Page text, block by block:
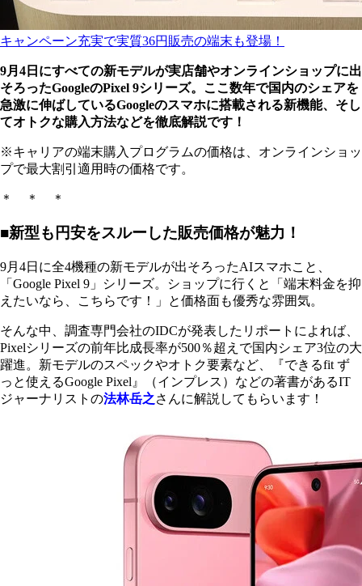
キャンペーン充実で実質36円販売の端末も登場！
9月4日にすべての新モデルが実店舗やオンラインショップに出
そろったGoogleのPixel 9シリーズ。ここ数年で国内のシェアを
急激に伸ばしているGoogleのスマホに搭載される新機能、そし
てオトクな購入方法などを徹底解説です！
※キャリアの端末購入プログラムの価格は、オンラインショッ
プで最大割引適用時の価格です。
＊ ＊ ＊
■新型も円安をスルーした販売価格が魅力！
9月4日に全4機種の新モデルが出そろったAIスマホこと、
「Google Pixel 9」シリーズ。ショップに行くと「端末料金を抑
えたいなら、こちらです！」と価格面も優秀な雰囲気。
そんな中、調査専門会社のIDCが発表したリポートによれば、
Pixelシリーズの前年比成長率が500％超えで国内シェア3位の大
躍進。新モデルのスペックやオトク要素など、『できるfit ず
っと使えるGoogle Pixel』（インプレス）などの著書があるIT
ジャーナリストの法林岳之さんに解説してもらいます！